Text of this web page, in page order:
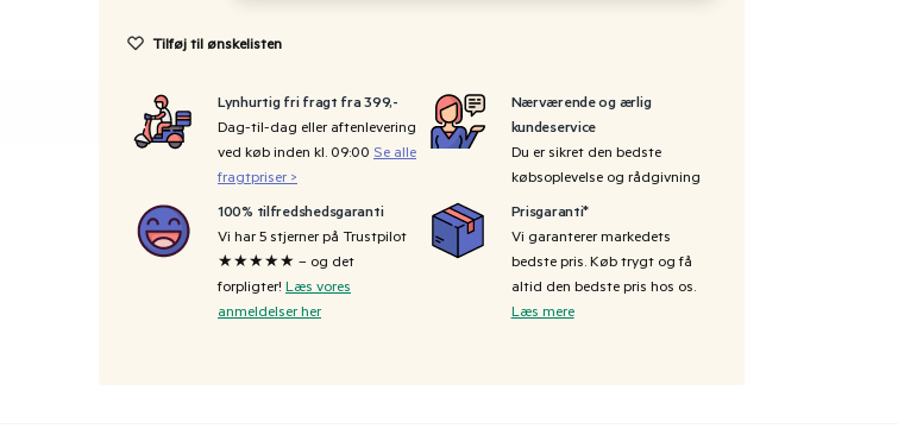
Tilføj til ønskelisten
Lynhurtig fri fragt fra 399,-
Dag-til-dag eller aftenlevering
ved køb inden kl. 09:00 Se alle
fragtpriser >
Nærværende og ærlig
kundeservice
Du er sikret den bedste
købsoplevelse og rådgivning
100% tilfredshedsgaranti
Vi har 5 stjerner på Trustpilot
★★★★★ – og det
forpligter! Læs vores
anmeldelser her
Prisgaranti*
Vi garanterer markedets
bedste pris. Køb trygt og få
altid den bedste pris hos os.
Læs mere